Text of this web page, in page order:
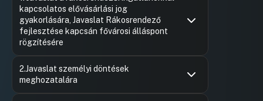
kapcsolatos elővásárlási jog
gyakorlására, Javaslat Rákosrendező
fejlesztése kapcsán fővárosi álláspont
rögzítésére
2.Javaslat személyi döntések
meghozatalára